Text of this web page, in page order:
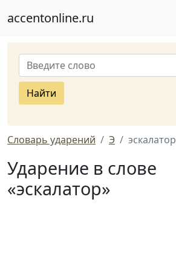
accentonline.ru
Найти
Словарь ударений Э эскалатор
Ударение в слове
«эскалатор»